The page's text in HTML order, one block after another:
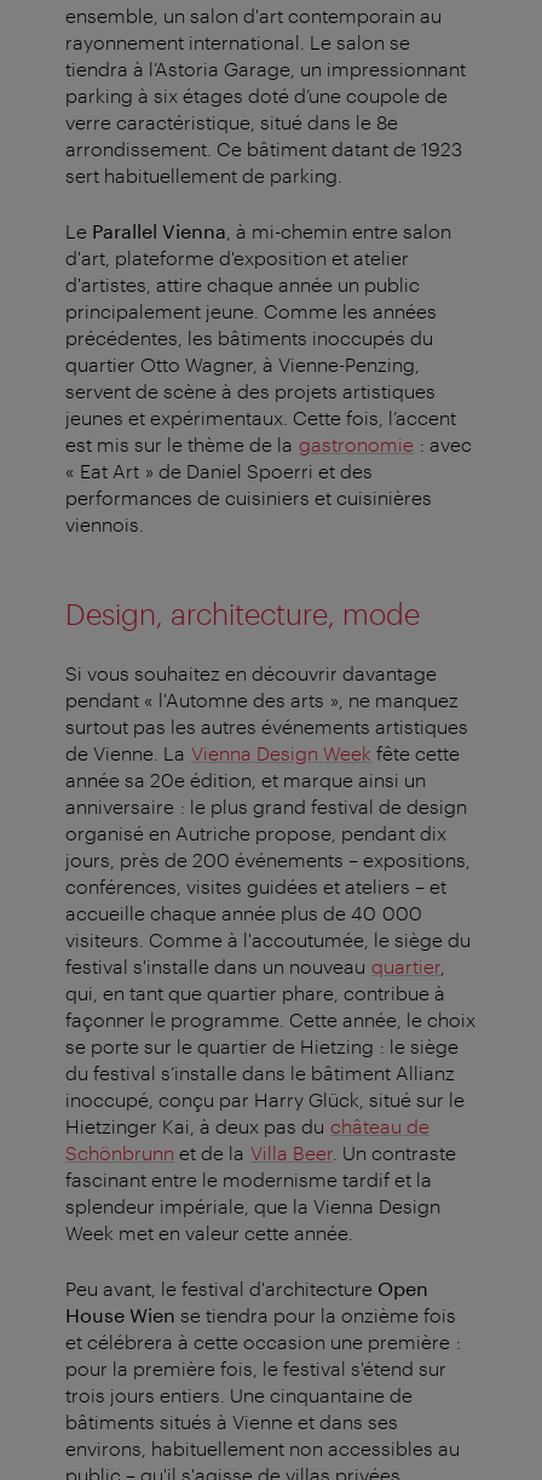
ensemble, un salon d'art contemporain au
rayonnement international. Le salon se
tiendra à l’Astoria Garage, un impressionnant
parking à six étages doté d’une coupole de
verre caractéristique, situé dans le 8e
arrondissement. Ce bâtiment datant de 1923
sert habituellement de parking.
Le Parallel Vienna , à mi-chemin entre salon
d'art, plateforme d'exposition et atelier
d'artistes, attire chaque année un public
principalement jeune. Comme les années
précédentes, les bâtiments inoccupés du
quartier Otto Wagner, à Vienne-Penzing,
servent de scène à des projets artistiques
jeunes et expérimentaux. Cette fois, l’accent
est mis sur le thème de la gastronomie : avec
« Eat Art » de Daniel Spoerri et des
performances de cuisiniers et cuisinières
viennois.
Design, architecture, mode
Si vous souhaitez en découvrir davantage
pendant « l'Automne des arts », ne manquez
surtout pas les autres événements artistiques
de Vienne. La Vienna Design Week fête cette
année sa 20e édition, et marque ainsi un
anniversaire : le plus grand festival de design
organisé en Autriche propose, pendant dix
jours, près de 200 événements – expositions,
conférences, visites guidées et ateliers – et
accueille chaque année plus de 40 000
visiteurs. Comme à l'accoutumée, le siège du
festival s'installe dans un nouveau quartier
qui, en tant que quartier phare, contribue à
façonner le programme. Cette année, le choix
se porte sur le quartier de Hietzing : le siège
du festival s’installe dans le bâtiment Allianz
inoccupé, conçu par Harry Glück, situé sur le
Hietzinger Kai, à deux pas du château de
Schönbrunn et de la Villa Beer . Un contraste
fascinant entre le modernisme tardif et la
splendeur impériale, que la Vienna Design
Week met en valeur cette année.
Peu avant, le festival d'architecture Open
House Wien se tiendra pour la onzième fois
et célébrera à cette occasion une première :
pour la première fois, le festival s'étend sur
trois jours entiers. Une cinquantaine de
bâtiments situés à Vienne et dans ses
environs, habituellement non accessibles au
public – qu'il s'agisse de villas privées,